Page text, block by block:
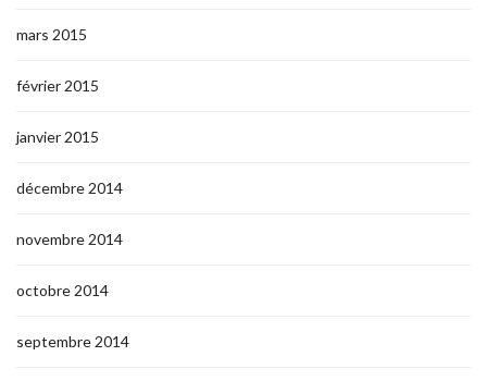
mars 2015
février 2015
janvier 2015
décembre 2014
novembre 2014
octobre 2014
septembre 2014